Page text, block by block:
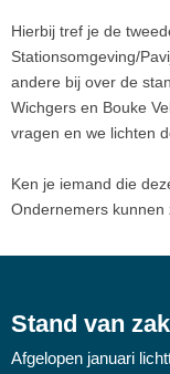
Hierbij tref je de
Stationsomgeving/
andere bij over de
Wichgers en Bouke
vragen en we lichten
Ken je iemand die
Ondernemers
Stand van
Afgelopen januari